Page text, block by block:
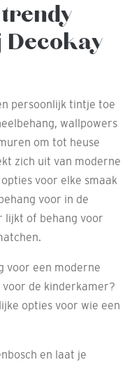
persoonlijk tintje toe
wallpowers
om tot heuse
zich uit van moderne
voor elke smaak
voor in de
lijkt of behang voor
voor een moderne
de kinderkamer?
opties voor wie een
en laat je